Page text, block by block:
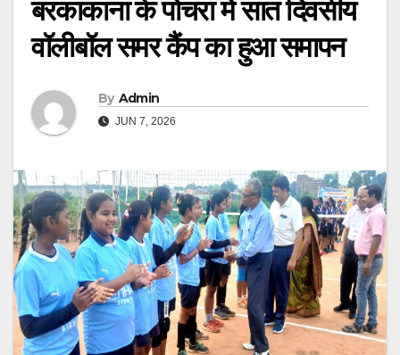
बरकाकाना के पोचरा में सात दिवसीय
वॉलीबॉल समर कैंप का हुआ समापन
By Admin
JUN 7, 2026